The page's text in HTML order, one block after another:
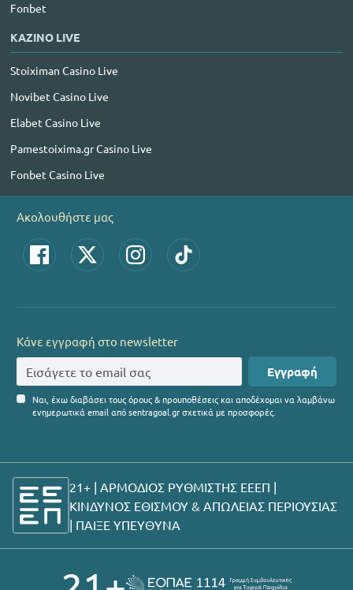
Fonbet
ΚΑΖΙΝΟ LIVE
Stoiximan Casino Live
Novibet Casino Live
Elabet Casino Live
Pamestoixima.gr Casino Live
Fonbet Casino Live
Ακολουθήστε μας
Κάνε εγγραφή στο newsletter
Εγγραφή
Ναι, έχω διαβάσει τους όρους & προυποθέσεις και αποδέχομαι να λαμβάνω
ενημερωτικά email από sentragoal.gr σχετικά με προσφορές.
21+ | ΑΡΜΟΔΙΟΣ ΡΥΘΜΙΣΤΗΣ ΕΕΕΠ |
ΚΙΝΔΥΝΟΣ ΕΘΙΣΜΟΥ & ΑΠΩΛΕΙΑΣ ΠΕΡΙΟΥΣΙΑΣ
| ΠΑΙΞΕ ΥΠΕΥΘΥΝΑ